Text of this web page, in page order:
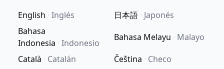
English · Inglés 日本語 · Japonés
Bahasa
Indonesia · Indonesio
Bahasa Melayu · Malayo
Català · Catalán Čeština · Checo